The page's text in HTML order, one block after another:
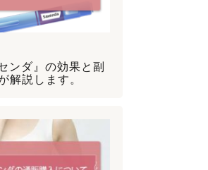
ンダ』の効果と副
解説します。